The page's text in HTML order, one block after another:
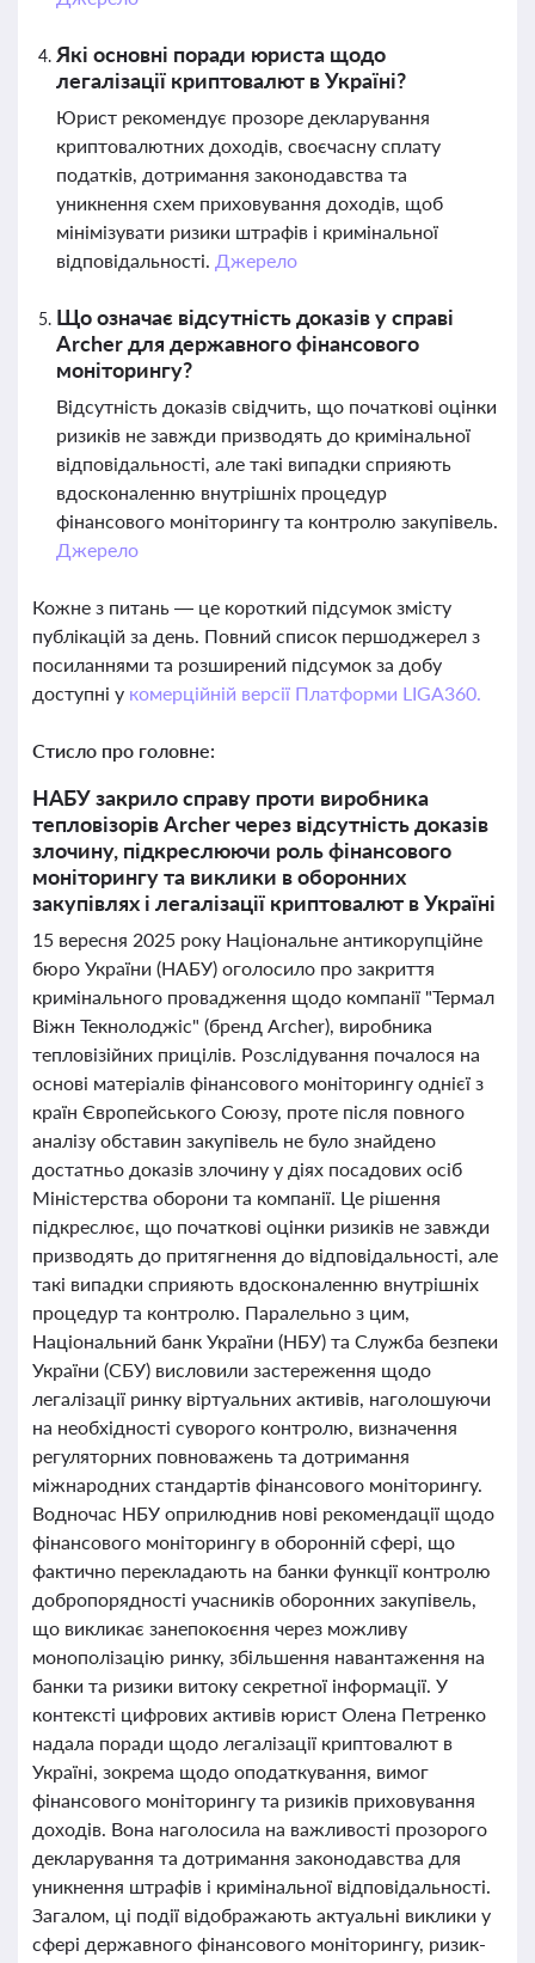
Які основні поради юриста щодо
легалізації криптовалют в Україні?
Юрист рекомендує прозоре декларування
криптовалютних доходів, своєчасну сплату
податків, дотримання законодавства та
уникнення схем приховування доходів, щоб
мінімізувати ризики штрафів і кримінальної
відповідальності. Джерело
Що означає відсутність доказів у справі
Archer для державного фінансового
моніторингу?
Відсутність доказів свідчить, що початкові оцінки
ризиків не завжди призводять до кримінальної
відповідальності, але такі випадки сприяють
вдосконаленню внутрішніх процедур
фінансового моніторингу та контролю закупівель.
Джерело
Кожне з питань — це короткий підсумок змісту
публікацій за день. Повний список першоджерел з
посиланнями та розширений підсумок за добу
доступні у комерційній версії Платформи LIGA360.
Стисло про головне:
НАБУ закрило справу проти виробника
тепловізорів Archer через відсутність доказів
злочину, підкреслюючи роль фінансового
моніторингу та виклики в оборонних
закупівлях і легалізації криптовалют в Україні
15 вересня 2025 року Національне антикорупційне
бюро України (НАБУ) оголосило про закриття
кримінального провадження щодо компанії "Термал
Віжн Текнолоджіс" (бренд Archer), виробника
тепловізійних прицілів. Розслідування почалося на
основі матеріалів фінансового моніторингу однієї з
країн Європейського Союзу, проте після повного
аналізу обставин закупівель не було знайдено
достатньо доказів злочину у діях посадових осіб
Міністерства оборони та компанії. Це рішення
підкреслює, що початкові оцінки ризиків не завжди
призводять до притягнення до відповідальності, але
такі випадки сприяють вдосконаленню внутрішніх
процедур та контролю. Паралельно з цим,
Національний банк України (НБУ) та Служба безпеки
України (СБУ) висловили застереження щодо
легалізації ринку віртуальних активів, наголошуючи
на необхідності суворого контролю, визначення
регуляторних повноважень та дотримання
міжнародних стандартів фінансового моніторингу.
Водночас НБУ оприлюднив нові рекомендації щодо
фінансового моніторингу в оборонній сфері, що
фактично перекладають на банки функції контролю
добропорядності учасників оборонних закупівель,
що викликає занепокоєння через можливу
монополізацію ринку, збільшення навантаження на
банки та ризики витоку секретної інформації. У
контексті цифрових активів юрист Олена Петренко
надала поради щодо легалізації криптовалют в
Україні, зокрема щодо оподаткування, вимог
фінансового моніторингу та ризиків приховування
доходів. Вона наголосила на важливості прозорого
декларування та дотримання законодавства для
уникнення штрафів і кримінальної відповідальності.
Загалом, ці події відображають актуальні виклики у
сфері державного фінансового моніторингу, ризик-